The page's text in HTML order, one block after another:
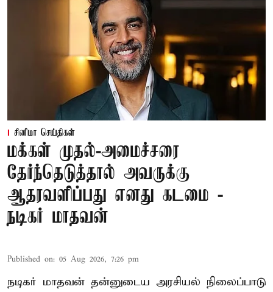
சினிமா செய்திகள்
மக்கள் முதல்-அமைச்சரை
தேர்ந்தெடுத்தால் அவருக்கு
ஆதரவளிப்பது எனது கடமை -
நடிகர் மாதவன்
Published on: 05 Aug 2026, 7:26 pm
நடிகர் மாதவன் தன்னுடைய அரசியல் நிலைப்பாடு